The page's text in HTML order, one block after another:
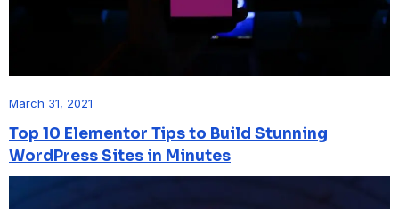
March 31, 2021
Top 10 Elementor Tips to Build Stunning
WordPress Sites in Minutes